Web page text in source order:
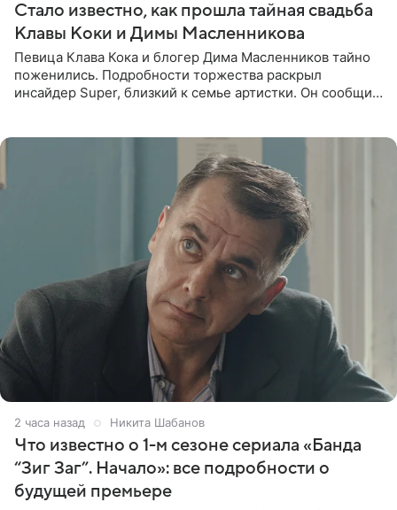
Стало известно, как прошла тайная свадьба
Клавы Коки и Димы Масленникова
Певица Клава Кока и блогер Дима Масленников тайно
поженились. Подробности торжества раскрыл
инсайдер Super, близкий к семье артистки. Он сообщил,
2 часа назад Никита Шабанов
Что известно о 1-м сезоне сериала «Банда
“Зиг Заг”. Начало»: все подробности о
будущей премьере